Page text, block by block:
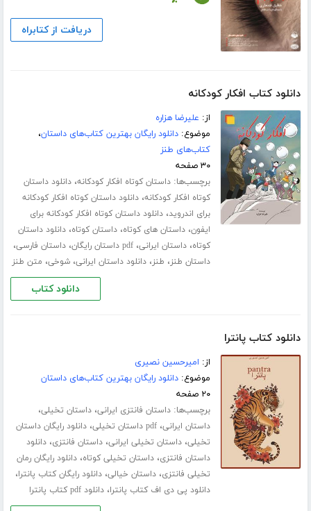
دریافت از کتابراه
دانلود کتاب افکار کودکانه
از: علیرضا هزاره
موضوع:دانلود رایگان بهترین کتاب‌های داستان،
کتاب‌های طنز
۳۰ صفحه
برچسب‌ها:داستان کوتاه افکار کودکانه،دانلود داستان
کوتاه افکار کودکانه،دانلود داستان کوتاه افکار کودکانه
برای اندروید،دانلود داستان کوتاه افکار کودکانه برای
ایفون،داستان های کوتاه،داستان کوتاه،دانلود داستان
کوتاه،داستان ایرانی،pdf داستان رایگان ،داستان فارسی،
داستان طنز، طنز،دانلود داستان ایرانی،شوخی، متن طنز
دانلود کتاب
دانلود کتاب پانترا
از: امیرحسین نصیری
موضوع:دانلود رایگان بهترین کتاب‌های داستان
۲۰ صفحه
برچسب‌ها:داستان فانتزی ایرانی،داستان تخیلی،
داستان ایرانی،pdf داستان تخیلی ،دانلود رایگان داستان
تخیلی،داستان تخیلی ایرانی،داستان فانتزی،دانلود
داستان فانتزی،داستان تخیلی کوتاه،دانلود رایگان رمان
تخیلی فانتزی،داستان خیالی،دانلود رایگان کتاب پانترا،
دانلود پی دی اف کتاب پانترا،دانلود pdf کتاب پانترا